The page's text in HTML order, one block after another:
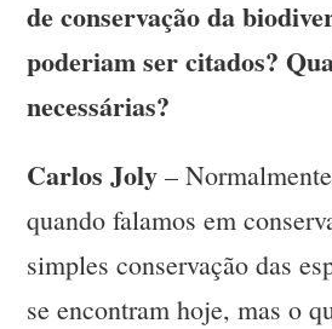
de conservação da
poderiam ser citados?
necessárias?
Carlos Joly –
quando falamos em
simples conservação das
se encontram hoje, mas o